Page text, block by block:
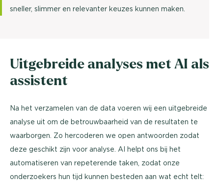
sneller, slimmer en relevanter keuzes kunnen maken.
Uitgebreide analyses met AI als
assistent
Na het verzamelen van de data voeren wij een uitgebreide
analyse uit om de betrouwbaarheid van de resultaten te
waarborgen. Zo hercoderen we open antwoorden zodat
deze geschikt zijn voor analyse. AI helpt ons bij het
automatiseren van repeterende taken, zodat onze
onderzoekers hun tijd kunnen besteden aan wat echt telt: